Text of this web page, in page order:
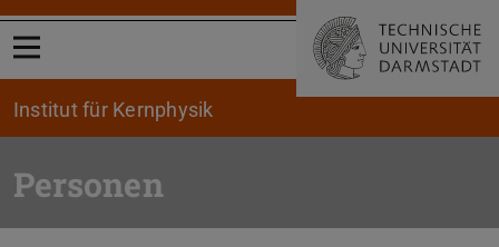
Menü öffnen
Institut für Kernphysik
Personen